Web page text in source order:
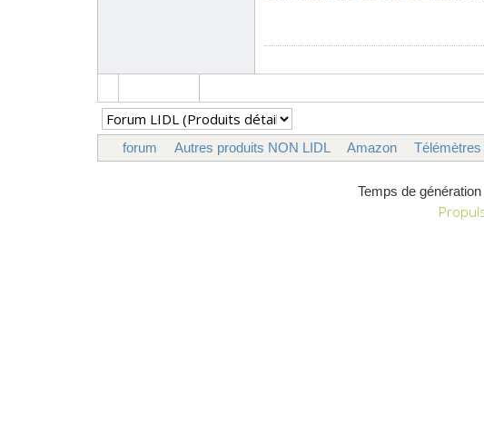
forum Autres produits NON LIDL Amazon
Temps de